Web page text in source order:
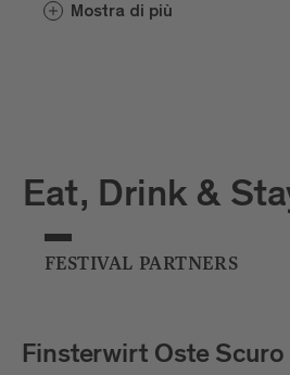
impara a conoscere e amare
Mostra di più
Eat, Drink &
FESTIVAL PARTNERS
Badhaus